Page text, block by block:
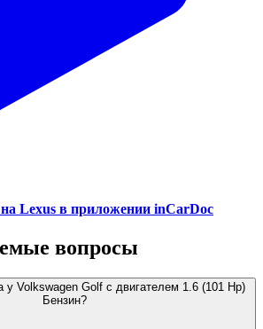
Lexus в приложении inCarDoc
вопросы
у Volkswagen Golf с двигателем 1.6 (101 Hp)
Бензин?